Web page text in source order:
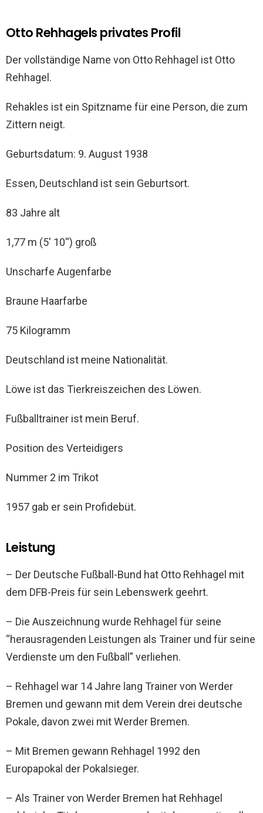
Otto Rehhagels privates Profil
Der vollständige Name von Otto Rehhagel ist Otto
Rehhagel.
Rehakles ist ein Spitzname für eine Person, die zum
Zittern neigt.
Geburtsdatum: 9. August 1938
Essen, Deutschland ist sein Geburtsort.
83 Jahre alt
1,77 m (5′ 10′′) groß
Unscharfe Augenfarbe
Braune Haarfarbe
75 Kilogramm
Deutschland ist meine Nationalität.
Löwe ist das Tierkreiszeichen des Löwen.
Fußballtrainer ist mein Beruf.
Position des Verteidigers
Nummer 2 im Trikot
1957 gab er sein Profidebüt.
Leistung
– Der Deutsche Fußball-Bund hat Otto Rehhagel mit
dem DFB-Preis für sein Lebenswerk geehrt.
– Die Auszeichnung wurde Rehhagel für seine
“herausragenden Leistungen als Trainer und für seine
Verdienste um den Fußball” verliehen.
– Rehhagel war 14 Jahre lang Trainer von Werder
Bremen und gewann mit dem Verein drei deutsche
Pokale, davon zwei mit Werder Bremen.
– Mit Bremen gewann Rehhagel 1992 den
Europapokal der Pokalsieger.
– Als Trainer von Werder Bremen hat Rehhagel